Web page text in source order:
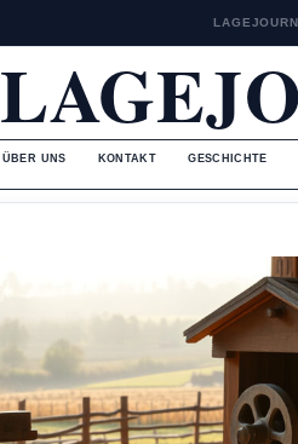
ÜBER UNS KONTAKT GESCHICHTE